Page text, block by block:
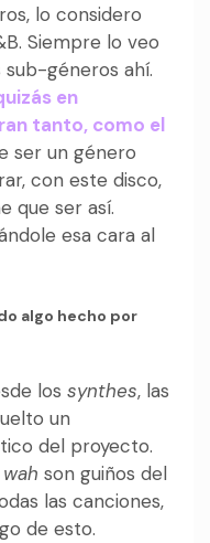
lo considero
Siempre lo veo
géneros ahí.
en
tanto, como el
ser un género
con este disco,
que ser así.
esa cara al
algo hecho por
los synthes, las
un
del proyecto.
wah son guiños del
las canciones,
de esto.